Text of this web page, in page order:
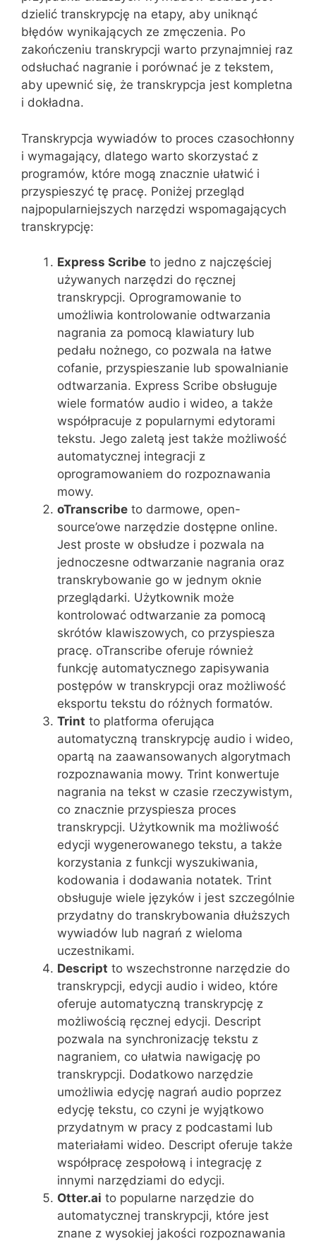
dzielić transkrypcję na etapy, aby uniknąć
błędów wynikających ze zmęczenia. Po
zakończeniu transkrypcji warto przynajmniej raz
odsłuchać nagranie i porównać je z tekstem,
aby upewnić się, że transkrypcja jest kompletna
i dokładna.
Transkrypcja wywiadów to proces czasochłonny
i wymagający, dlatego warto skorzystać z
programów, które mogą znacznie ułatwić i
przyspieszyć tę pracę. Poniżej przegląd
najpopularniejszych narzędzi wspomagających
transkrypcję:
Express Scribe to jedno z najczęściej
używanych narzędzi do ręcznej
transkrypcji. Oprogramowanie to
umożliwia kontrolowanie odtwarzania
nagrania za pomocą klawiatury lub
pedału nożnego, co pozwala na łatwe
cofanie, przyspieszanie lub spowalnianie
odtwarzania. Express Scribe obsługuje
wiele formatów audio i wideo, a także
współpracuje z popularnymi edytorami
tekstu. Jego zaletą jest także możliwość
automatycznej integracji z
oprogramowaniem do rozpoznawania
mowy.
oTranscribe to darmowe, open-
source’owe narzędzie dostępne online.
Jest proste w obsłudze i pozwala na
jednoczesne odtwarzanie nagrania oraz
transkrybowanie go w jednym oknie
przeglądarki. Użytkownik może
kontrolować odtwarzanie za pomocą
skrótów klawiszowych, co przyspiesza
pracę. oTranscribe oferuje również
funkcję automatycznego zapisywania
postępów w transkrypcji oraz możliwość
eksportu tekstu do różnych formatów.
Trint to platforma oferująca
automatyczną transkrypcję audio i wideo,
opartą na zaawansowanych algorytmach
rozpoznawania mowy. Trint konwertuje
nagrania na tekst w czasie rzeczywistym,
co znacznie przyspiesza proces
transkrypcji. Użytkownik ma możliwość
edycji wygenerowanego tekstu, a także
korzystania z funkcji wyszukiwania,
kodowania i dodawania notatek. Trint
obsługuje wiele języków i jest szczególnie
przydatny do transkrybowania dłuższych
wywiadów lub nagrań z wieloma
uczestnikami.
Descript to wszechstronne narzędzie do
transkrypcji, edycji audio i wideo, które
oferuje automatyczną transkrypcję z
możliwością ręcznej edycji. Descript
pozwala na synchronizację tekstu z
nagraniem, co ułatwia nawigację po
transkrypcji. Dodatkowo narzędzie
umożliwia edycję nagrań audio poprzez
edycję tekstu, co czyni je wyjątkowo
przydatnym w pracy z podcastami lub
materiałami wideo. Descript oferuje także
współpracę zespołową i integrację z
innymi narzędziami do edycji.
Otter.ai to popularne narzędzie do
automatycznej transkrypcji, które jest
znane z wysokiej jakości rozpoznawania